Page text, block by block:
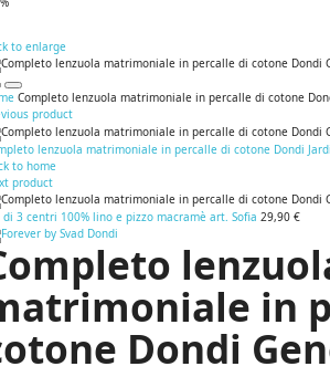
to enlarge
Completo lenzuola matrimoniale in percalle di cotone
product
lenzuola matrimoniale in percalle di cotone Dondi
to home
product
di 3 centri 100% lino e pizzo macramè art. Sofia 29,90 €
in
Dondi